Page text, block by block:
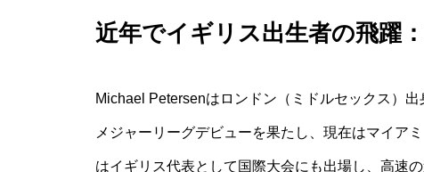
近年でイギリス出生者の飛躍
Michael Petersenはロンドン（ミドルセックス）
メジャーリーグデビューを果たし、現在はマイア
はイギリス代表として国際大会にも出場し、高速